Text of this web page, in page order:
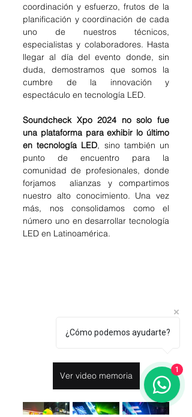
coordinación y esfuerzo, frutos de la
planificación y coordinación de cada
uno de nuestros técnicos,
especialistas y colaboradores. Hasta
llegar al día del evento donde, sin
duda, demostramos que somos la
cumbre de la innovación y
espectáculo en tecnología LED.
Soundcheck Xpo 2024 no solo fue
una plataforma para exhibir lo último
en tecnología LED, sino también un
punto de encuentro para la
comunidad de profesionales, donde
forjamos  alianzas y compartimos
nuestro alto conocimiento. Una vez
más, nos consolidamos como el
número uno en desarrollar tecnología
LED en Latinoamérica.
Ver video memoria
¿Cómo podemos ayudarte?
1